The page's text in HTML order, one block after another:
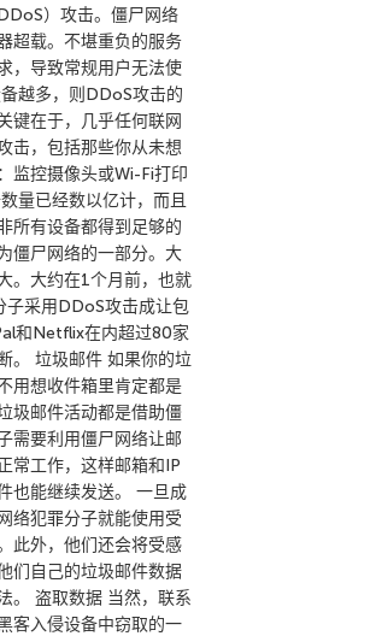
）攻击。僵尸网络
超载。不堪重负的服务
，导致常规用户无法使
越多，则DDoS攻击的
键在于，几乎任何联网
击，包括那些你从未想
监控摄像头或Wi-Fi打印
量已经数以亿计，而且
所有设备都得到足够的
僵尸网络的一部分。大
。大约在1个月前，也就
采用DDoS攻击成让包
和Netflix在内超过80家
。 垃圾邮件 如果你的垃
用想收件箱里肯定都是
圾邮件活动都是借助僵
需要利用僵尸网络让邮
常工作，这样邮箱和IP
也能继续发送。 一旦成
络犯罪分子就能使用受
此外，他们还会将受感
们自己的垃圾邮件数据
。 盗取数据 当然，联系
客入侵设备中窃取的一